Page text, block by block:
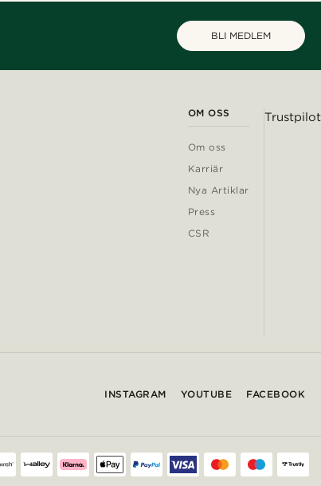
BLI MEDLEM
OM OSS
Om oss
Karriär
Nya Artiklar
Press
CSR
Trustpilot
INSTAGRAM YOUTUBE FACEBOOK